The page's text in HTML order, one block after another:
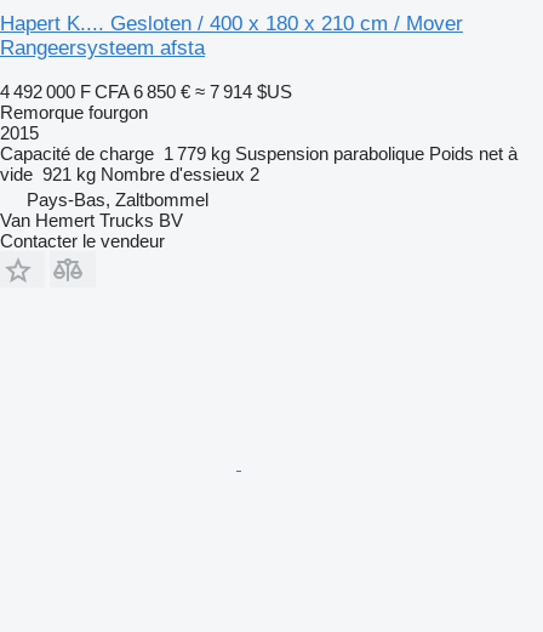
Hapert K.... Gesloten / 400 x 180 x 210 cm / Mover
Rangeersysteem afsta
4 492 000 F CFA 6 850 € ≈ 7 914 $US
Remorque fourgon
2015
Capacité de charge 1 779 kg Suspension parabolique Poids net à
vide 921 kg Nombre d'essieux 2
Pays-Bas, Zaltbommel
Van Hemert Trucks BV
Contacter le vendeur